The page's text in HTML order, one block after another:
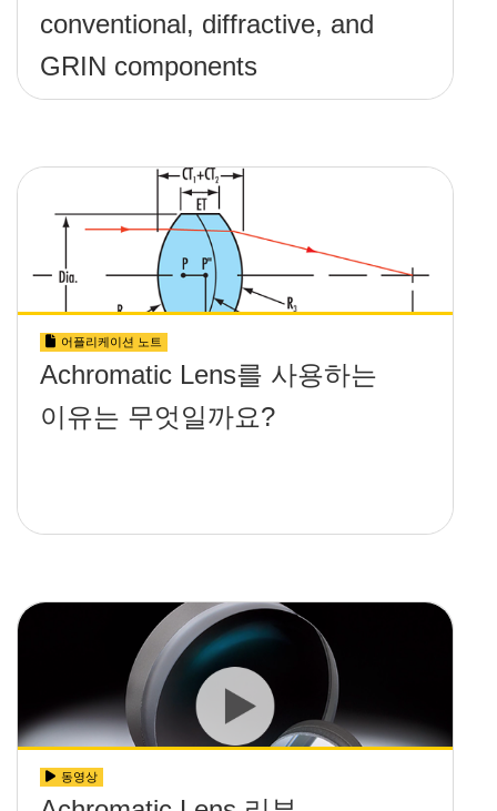
conventional, diffractive, and
GRIN components
어플리케이션 노트
Achromatic Lens를 사용하는
이유는 무엇일까요?
동영상